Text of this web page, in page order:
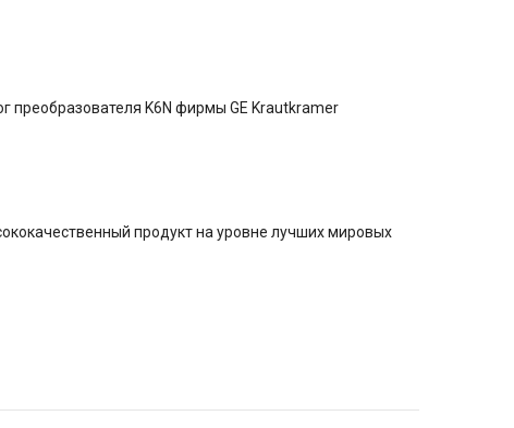
преобразователя K6N фирмы GE Krautkramer
продукт на уровне лучших мировых